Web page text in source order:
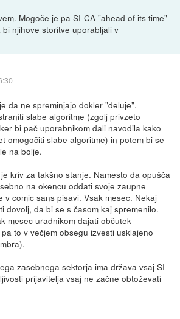
Mogoče je pa SI-CA "ahead of its time"
njihove storitve uporabljali v
da ne spreminjajo dokler "deluje".
slabe algoritme (zgolj privzeto
bi pač uporabnikom dali navodila kako
omogočiti slabe algoritme) in potem bi se
na bolje.
kriv za takšno stanje. Namesto da opušča
na okencu oddati svoje zaupne
v comic sans pisavi. Vsak mesec. Nekaj
dovolj, da bi se s časom kaj spremenilo.
mesec uradnikom dajati občutek
to v večjem obsegu izvesti usklajeno
zasebnega sektorja ima država vsaj SI-
prijavitelja vsaj ne začne obtoževati